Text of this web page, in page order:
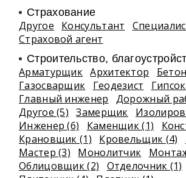
Страхование
Другое Консультант
Страховой агент
Строительство,
Арматурщик Архитектор
Газосварщик
Геодезист
Главный инженер
Дорожный
Другое (5)
Замерщик
Инженер (6)
Каменщик (1)
Крановщик (1)
Кровельщик (4)
Мастер (3)
Монолитчик
Облицовщик (2)
Отделочник (1)